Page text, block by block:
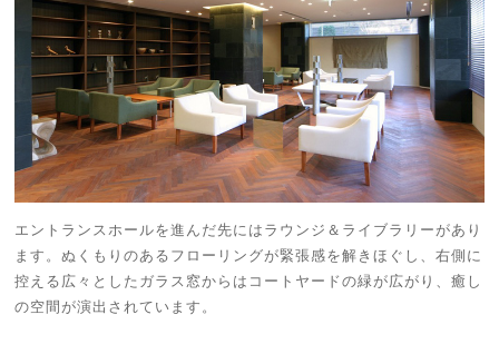
エントランスホールを進んだ先にはラウンジ＆ライブラリーがあり
ます。ぬくもりのあるフローリングが緊張感を解きほぐし、右側に
控える広々としたガラス窓からはコートヤードの緑が広がり、癒し
の空間が演出されています。